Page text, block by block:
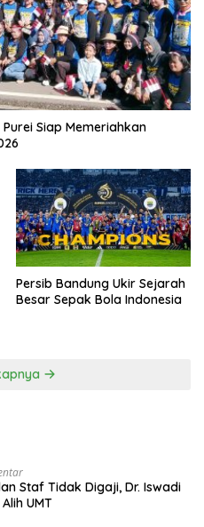
Siap Memeriahkan
Persib Bandung Ukir Sejarah
Besar Sepak Bola Indonesia
Staf Tidak Digaji, Dr. Iswadi
UMT